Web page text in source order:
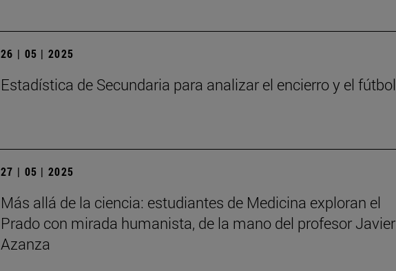
26 | 05 | 2025
Estadística de Secundaria para analizar el encierro y el fútbol
27 | 05 | 2025
Más allá de la ciencia: estudiantes de Medicina exploran el
Prado con mirada humanista, de la mano del profesor Javier
Azanza